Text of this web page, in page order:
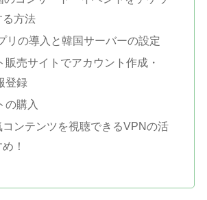
る方法
リの導入と韓国サーバーの設定
販売サイトでアカウント作成・
登録
の購入
ンテンツを視聴できるVPNの活
！